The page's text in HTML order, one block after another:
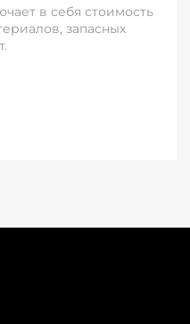
в себя стоимость
запасных